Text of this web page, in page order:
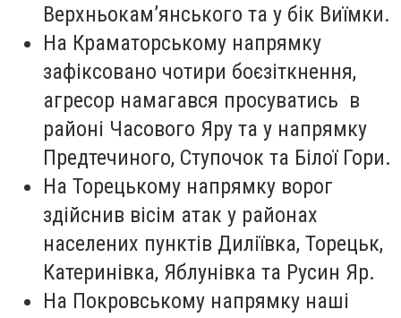
Верхньокам’янського та у бік Виїмки.
На Краматорському напрямку
зафіксовано чотири боєзіткнення,
агресор намагався просуватись в
районі Часового Яру та у напрямку
Предтечиного, Ступочок та Білої Гори.
На Торецькому напрямку ворог
здійснив вісім атак у районах
населених пунктів Диліївка, Торецьк,
Катеринівка, Яблунівка та Русин Яр.
На Покровському напрямку наші